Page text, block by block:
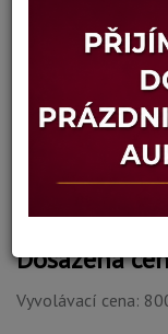
značeno zespodu,
Dosažená
Vyvolávací cena: